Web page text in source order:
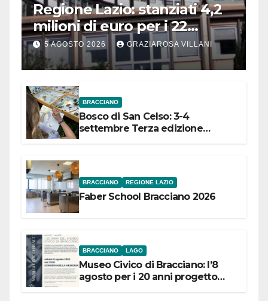
Regione Lazio: stanziati 4,2
milioni di euro per i 22
Comuni dell’Etruria
Meridionale
5 AGOSTO 2026 GRAZIAROSA VILLANI
BRACCIANO
Bosco di San Celso: 3-4
settembre Terza edizione
BRACCIANO REGIONE LAZIO
Faber School Bracciano 2026
BRACCIANO LAGO
Museo Civico di Bracciano: l’8
agosto per i 20 anni progetto